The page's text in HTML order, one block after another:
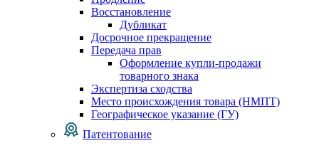
Восстановление
Дубликат
Досрочное прекращение
Передача прав
Оформление купли-продажи
товарного знака
Экспертиза сходства
Место происхождения товара (НМПТ)
Географическое указание (ГУ)
Патентование